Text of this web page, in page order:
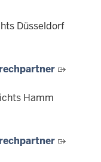
Düsseldorf
Hamm